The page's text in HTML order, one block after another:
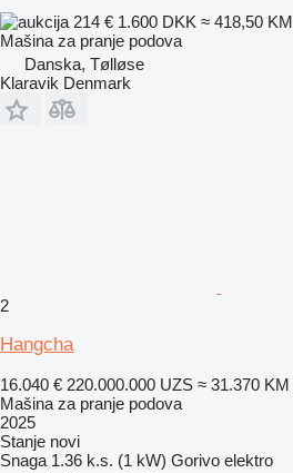
214 € 1.600 DKK ≈ 418,50 KM
Mašina za pranje podova
Danska, Tølløse
Klaravik Denmark
2
Hangcha
16.040 € 220.000.000 UZS ≈ 31.370 KM
Mašina za pranje podova
2025
Stanje novi
Snaga 1.36 k.s. (1 kW) Gorivo elektro